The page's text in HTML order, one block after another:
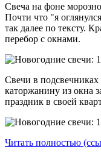
Свеча на фоне
Почти что "я
так далее по тексту.
перебор с окнами.
Свечи в
каторжанину из окна
праздник в своей
Читать полностью